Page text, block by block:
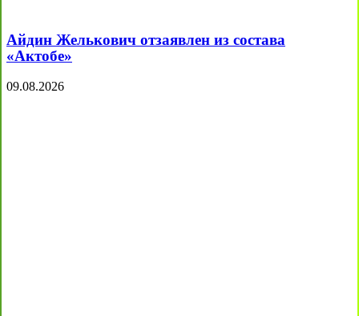
Айдин Желькович отзаявлен из состава
«Актобе»
09.08.2026